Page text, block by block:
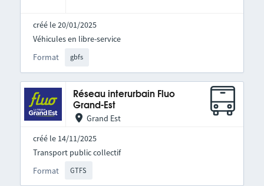
créé le 20/01/2025
Format gbfs
Véhicules en libre-service
Réseau interurbain Fluo
Grand-Est
Grand Est
créé le 14/11/2025
Format GTFS
Transport public collectif